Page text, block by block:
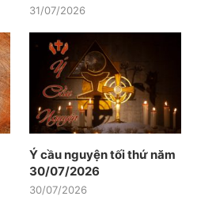
31/07/2026
Ý cầu nguyện tối thứ năm
30/07/2026
30/07/2026